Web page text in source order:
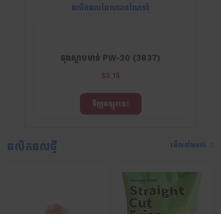
ផលិតផលដែលបានណែនាំ
ចុងស្លាបមាន់ PW-20 (3837)
$2.15
ទិញឥឡូវនេះ
ផលិតផលថ្មី មើលទាំងអស់